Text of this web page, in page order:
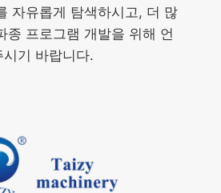
자유롭게 탐색하시고, 더 많
종 프로그램 개발을 위해 언
기 바랍니다.